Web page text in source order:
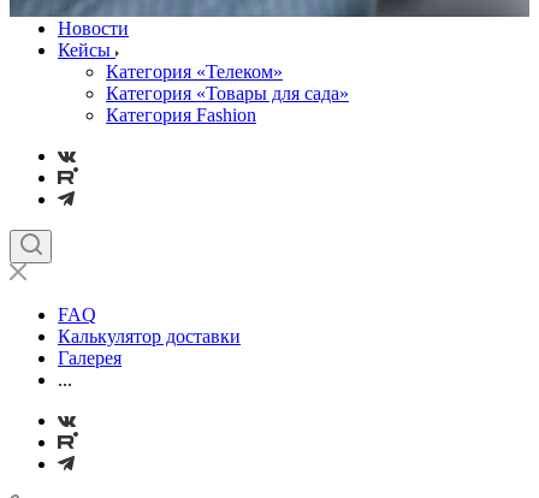
Новости
Кейсы
Категория «Телеком»
Категория «Товары для сада»
Категория Fashion
FAQ
Калькулятор доставки
Галерея
...